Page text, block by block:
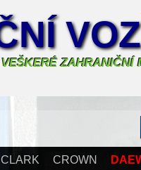
ZAHRANIČNÍ
CLARK CROWN